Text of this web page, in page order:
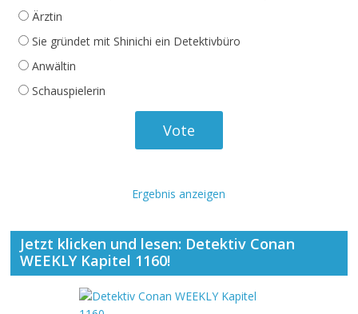
Ärztin
Sie gründet mit Shinichi ein Detektivbüro
Anwältin
Schauspielerin
Ergebnis anzeigen
Jetzt klicken und lesen: Detektiv Conan
WEEKLY Kapitel 1160!